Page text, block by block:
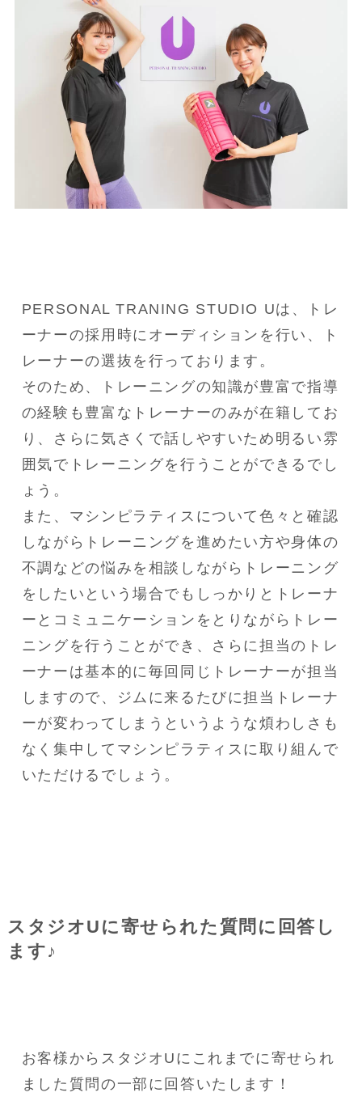
PERSONAL TRANING STUDIO Uは、トレ
ーナーの採用時にオーディションを行い、ト
レーナーの選抜を行っております。
そのため、トレーニングの知識が豊富で指導
の経験も豊富なトレーナーのみが在籍してお
り、さらに気さくで話しやすいため明るい雰
囲気でトレーニングを行うことができるでし
ょう。
また、マシンピラティスについて色々と確認
しながらトレーニングを進めたい方や身体の
不調などの悩みを相談しながらトレーニング
をしたいという場合でもしっかりとトレーナ
ーとコミュニケーションをとりながらトレー
ニングを行うことができ、さらに担当のトレ
ーナーは基本的に毎回同じトレーナーが担当
しますので、ジムに来るたびに担当トレーナ
ーが変わってしまうというような煩わしさも
なく集中してマシンピラティスに取り組んで
いただけるでしょう。
スタジオUに寄せられた質問に回答し
ます♪
お客様からスタジオUにこれまでに寄せられ
ました質問の一部に回答いたします！